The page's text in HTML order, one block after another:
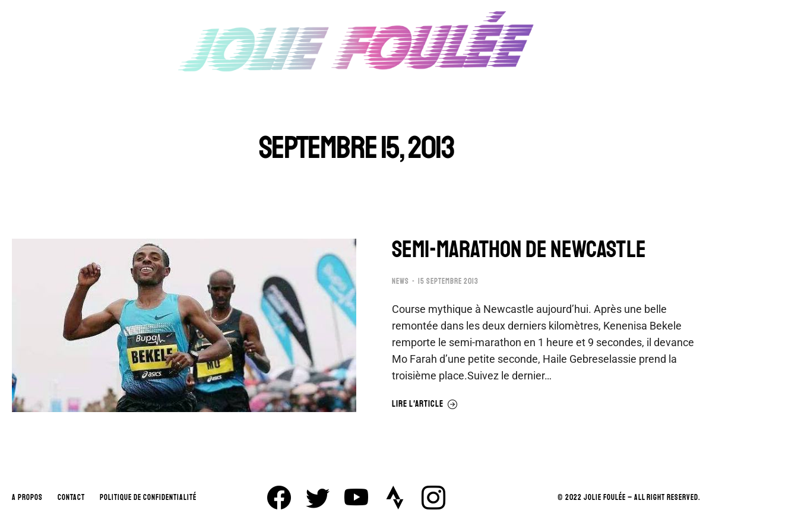
SEPTEMBRE 15, 2013
SEMI-MARATHON DE NEWCASTLE
NEWS 15 SEPTEMBRE 2013
Course mythique à Newcastle aujourd’hui. Après une belle
remontée dans les deux derniers kilomètres, Kenenisa Bekele
remporte le semi-marathon en 1 heure et 9 secondes, il devance
Mo Farah d’une petite seconde, Haile Gebreselassie prend la
troisième place.Suivez le dernier…
LIRE L'ARTICLE
A PROPOS CONTACT POLITIQUE DE CONFIDENTIALITÉ © 2022 JOLIE FOULÉE – ALL RIGHT RESERVED.